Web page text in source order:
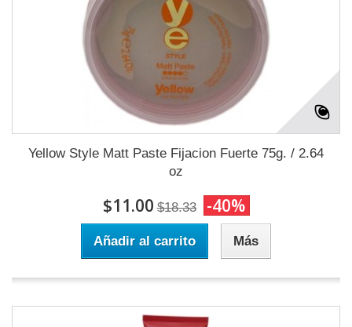
Yellow Style Matt Paste Fijacion Fuerte 75g. / 2.64
oz
$11.00 $18.33 -40%
Añadir al carrito Más